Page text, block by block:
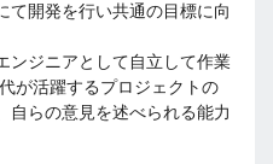
て開発を行い共通の目標に向
ンジニアとして自立して作業
が活躍するプロジェクトの
自らの意見を述べられる能力